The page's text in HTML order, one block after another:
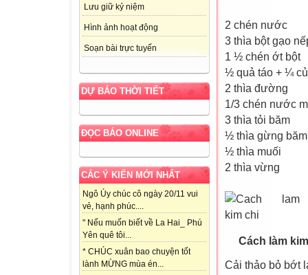
Lưu giữ kỷ niệm
Hình ảnh hoạt động
Soạn bài trực tuyến
DỰ BÁO THỜI TIẾT
ĐỌC BÁO ONLINE
CÁC Ý KIẾN MỚI NHẤT
Ngô Úy chúc cô ngày 20/11 vui
vẻ, hạnh phúc....
" Nếu muốn biết về La Hai_ Phú
Yên quê tôi...
* CHÚC xuân bao chuyện tốt
lành MỪNG mùa én...
2 chén nước
3 thìa bột gạo
1 ½ chén ớt bột
½ quả táo + ¼
2 thìa đường
1/3 chén nước
3 thìa tỏi băm
½ thìa gừng băm
½ thìa muối
2 thìa vừng
Cách làm
Cải thảo bỏ bớt